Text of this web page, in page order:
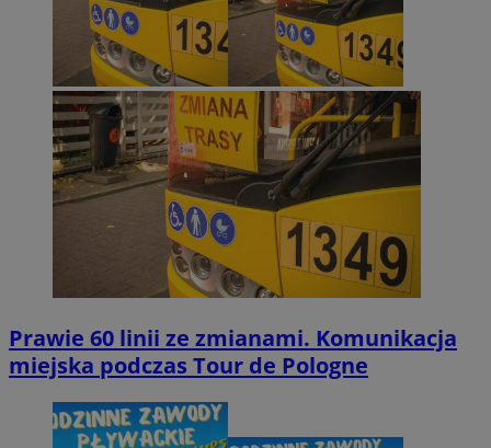
Prawie 60 linii ze zmianami. Komunikacja
miejska podczas Tour de Pologne